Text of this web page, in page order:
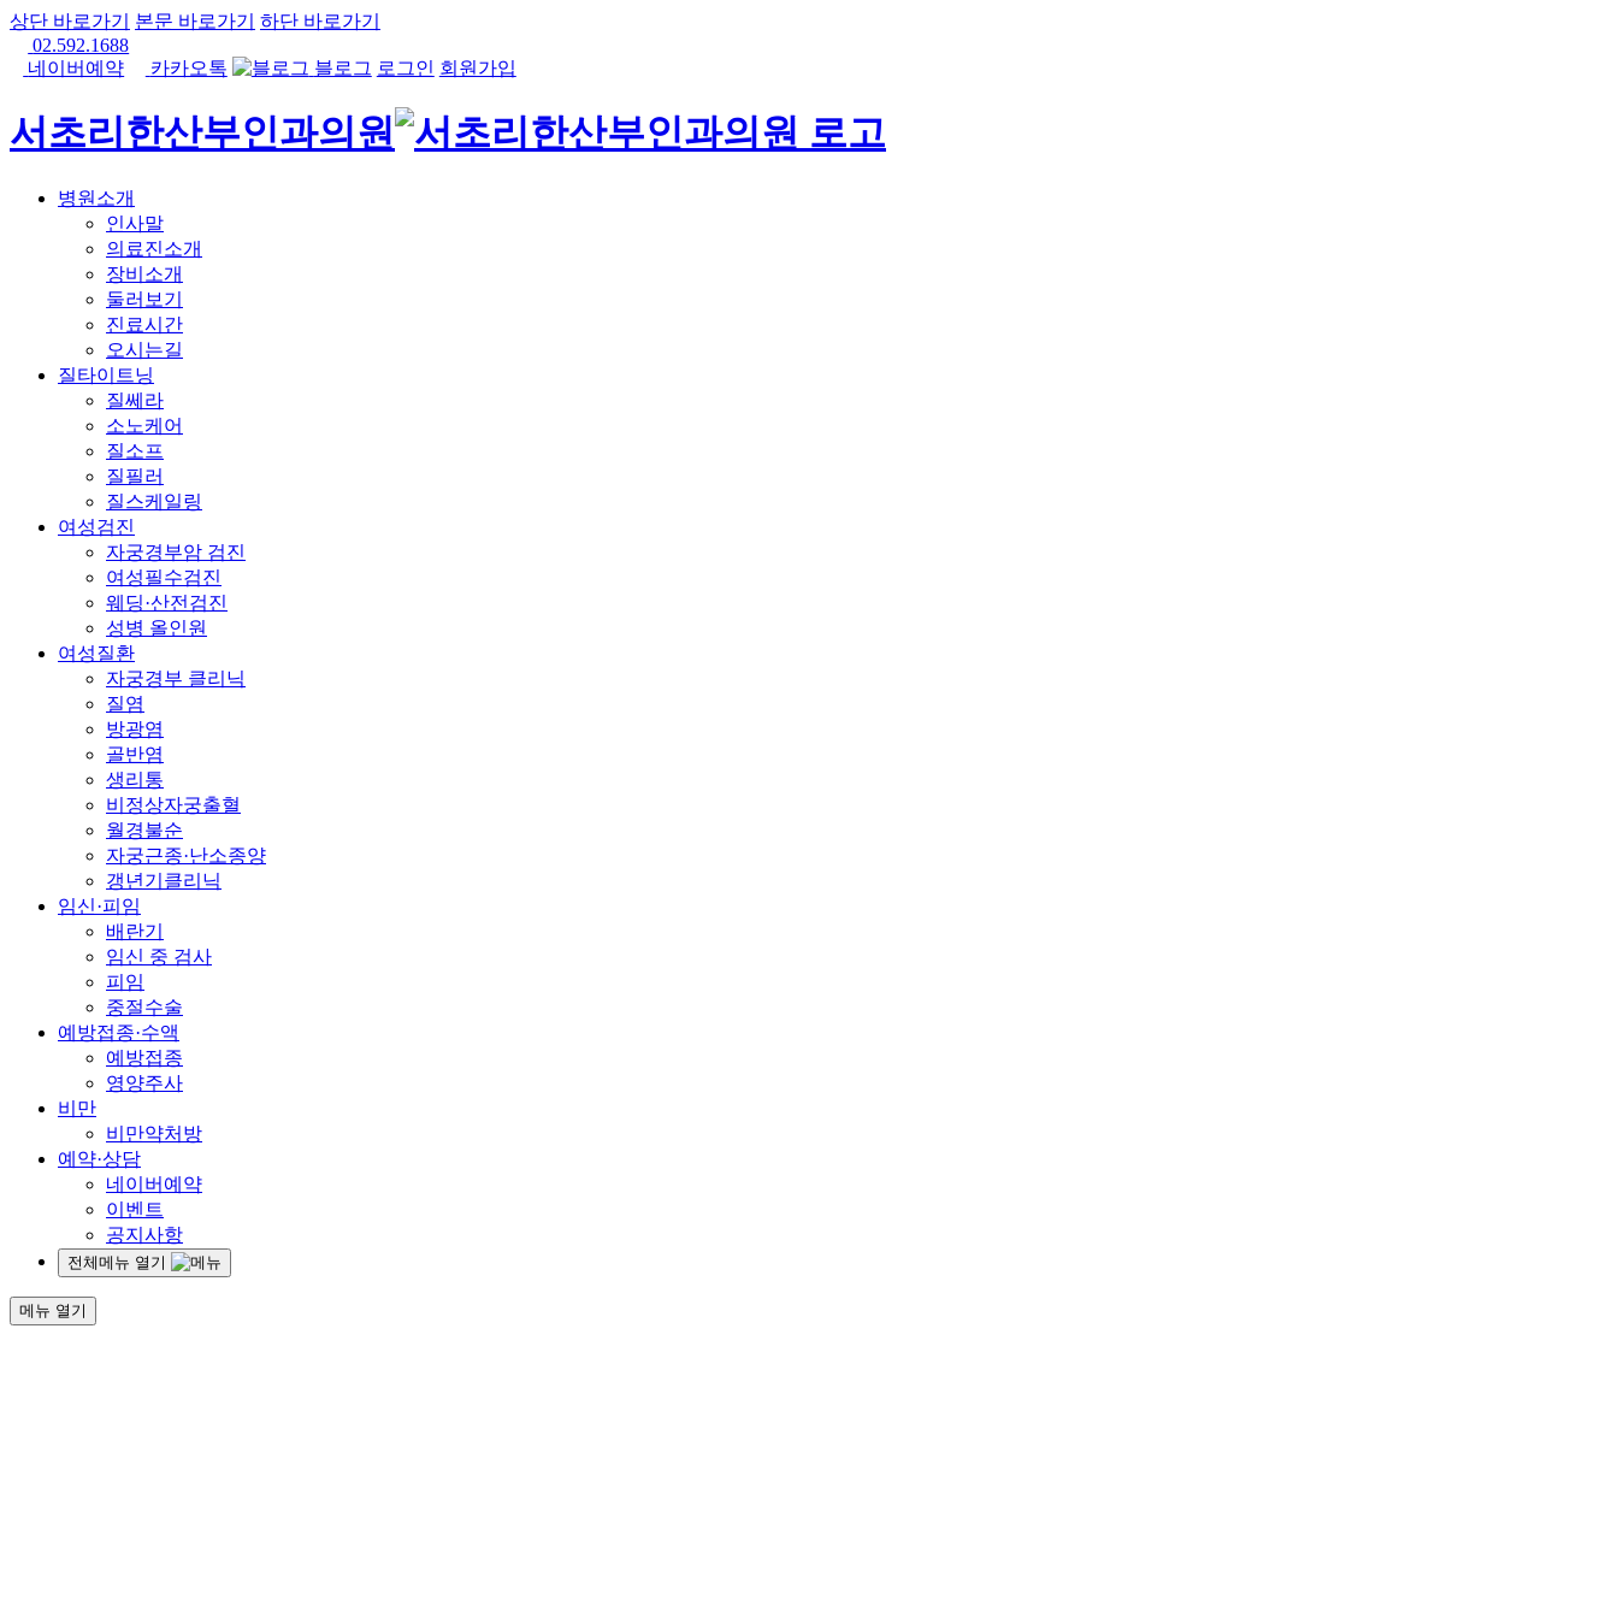
상단 바로가기 본문 바로가기
하단 바로가기
02.592.1688
네이버예약
카카오톡 블로그 로그인 회원가입
서초리한산부인과의원
병원소개
인사말
의료진소개
장비소개
둘러보기
진료시간
오시는길
질타이트닝
질쎄라
소노케어
질소프
질필러
질스케일링
여성검진
자궁경부암 검진
여성필수검진
웨딩·산전검진
성병 올인원
여성질환
자궁경부 클리닉
질염
방광염
골반염
생리통
비정상자궁출혈
월경불순
자궁근종·난소종양
갱년기클리닉
임신·피임
배란기
임신 중 검사
피임
중절수술
예방접종·수액
예방접종
영양주사
비만
비만약처방
예약·상담
네이버예약
이벤트
공지사항
전체메뉴 열기
메뉴 열기